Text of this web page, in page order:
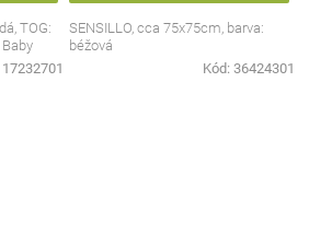
TOG:
17232701
SENSILLO, cca 75x75cm, barva:
béžová
Kód: 36424301